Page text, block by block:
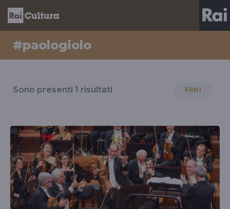
#paologiolo
il
#paologiolo
Sono presenti 1 risultati Filtri